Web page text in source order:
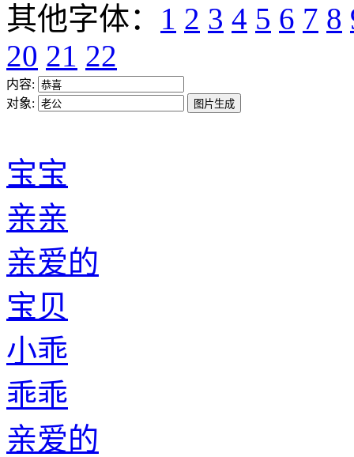
其他字体： 1 2 3 4 5 6 7 8
20 21 22
内容:
对象:
宝宝
亲亲
亲爱的
宝贝
小乖
乖乖
亲爱的